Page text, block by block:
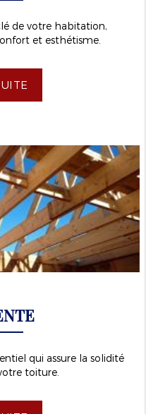
de votre habitation,
et esthétisme.
qui assure la solidité
toiture.